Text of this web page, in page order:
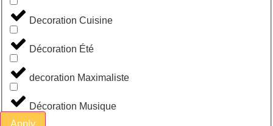
Decoration Cuisine
Décoration Été
decoration Maximaliste
Décoration Musique